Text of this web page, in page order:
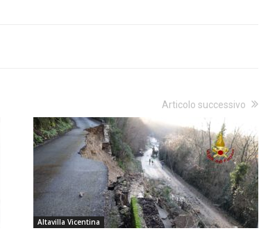
Articolo successivo
Altavilla Vicentina